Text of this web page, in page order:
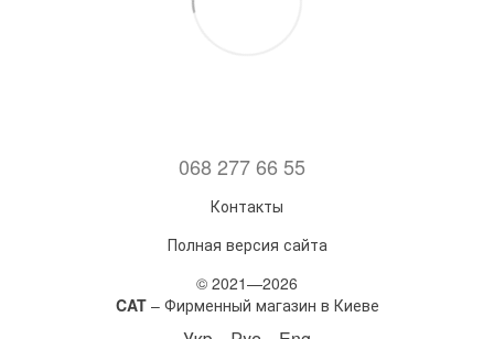
068 277 66 55
Контакты
Полная версия сайта
© 2021—2026
CAT– Фирменный магазин в Киеве